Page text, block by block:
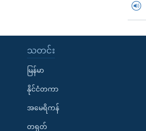
သတင်း
မြန်မာ
နိုင်ငံတကာ
အမေရိကန်
တရုတ်